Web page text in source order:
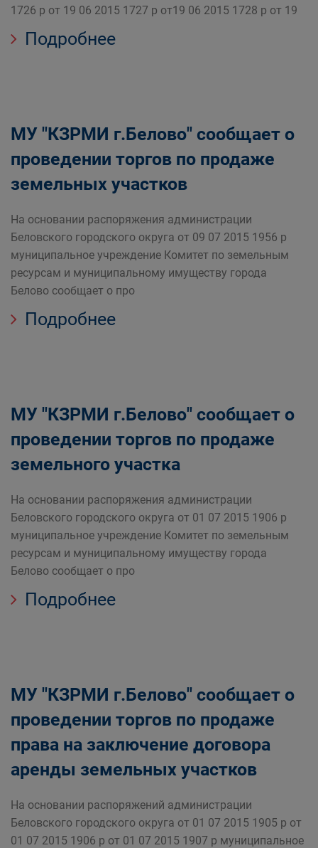
1726 р от 19 06 2015 1727 р от19 06 2015 1728 р от 19
Подробнее
МУ "КЗРМИ г.Белово" сообщает о
проведении торгов по продаже
земельных участков
На основании распоряжения администрации
Беловского городского округа от 09 07 2015 1956 р
муниципальное учреждение Комитет по земельным
ресурсам и муниципальному имуществу города
Белово сообщает о про
Подробнее
МУ "КЗРМИ г.Белово" сообщает о
проведении торгов по продаже
земельного участка
На основании распоряжения администрации
Беловского городского округа от 01 07 2015 1906 р
муниципальное учреждение Комитет по земельным
ресурсам и муниципальному имуществу города
Белово сообщает о про
Подробнее
МУ "КЗРМИ г.Белово" сообщает о
проведении торгов по продаже
права на заключение договора
аренды земельных участков
На основании распоряжений администрации
Беловского городского округа от 01 07 2015 1905 р от
01 07 2015 1906 р от 01 07 2015 1907 р муниципальное